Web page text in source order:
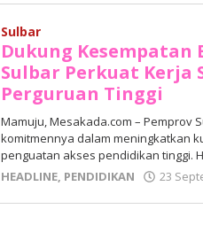
Sulbar
Dukung Kesempatan
Sulbar Perkuat Kerja
Perguruan Tinggi
Mamuju, Mesakada.com – Pemprov
komitmennya dalam meningkatkan
penguatan akses pendidikan tinggi.
HEADLINE, PENDIDIKAN 23